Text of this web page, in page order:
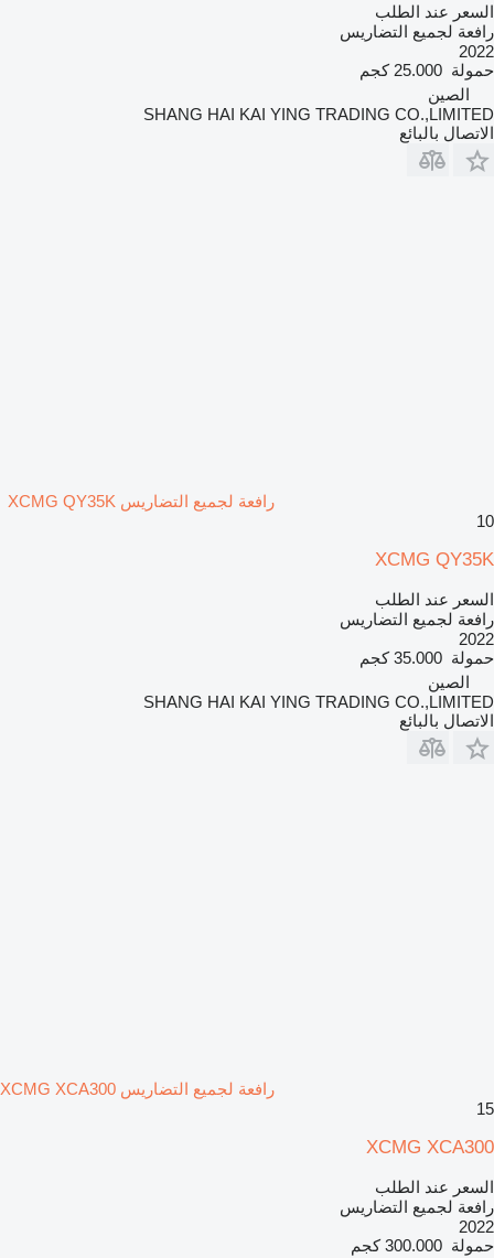
السعر عند الطلب
رافعة لجميع التضاريس
2022
حمولة 25.000 كجم
الصين
SHANG HAI KAI YING TRADING CO.,LIMITED
الاتصال بالبائع
رافعة لجميع التضاريس XCMG QY35K
10
XCMG QY35K
السعر عند الطلب
رافعة لجميع التضاريس
2022
حمولة 35.000 كجم
الصين
SHANG HAI KAI YING TRADING CO.,LIMITED
الاتصال بالبائع
رافعة لجميع التضاريس XCMG XCA300
15
XCMG XCA300
السعر عند الطلب
رافعة لجميع التضاريس
2022
حمولة 300.000 كجم